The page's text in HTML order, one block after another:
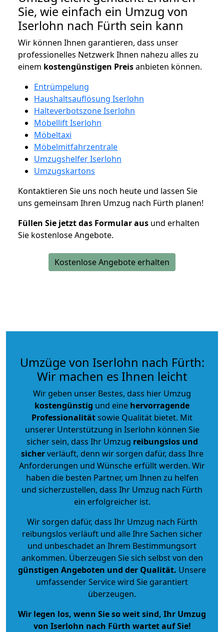
Sie, wie einfach ein Umzug von
Iserlohn nach Fürth sein kann
Wir können Ihnen garantieren, dass unser
professionelles Netzwerk Ihnen nahezu alles zu
einem kostengünstigen Preisanbieten können.
Entrümpelung
Haushaltsauflösung Iserlohn
Halteverbotszone Iserlohn
Möbellift Iserlohn
Möbeltaxi
Möbelmitfahrzentrale
Umzugshelfer Iserlohn
Umzugskartons
Kontaktieren Sie uns noch heute und lassen Sie
uns gemeinsam Ihren Umzug nach Fürth planen!
Füllen Sie jetzt das Formular aus und erhalten
Sie kostenlose Angebote.
Kostenlose Angebote erhalten
Umzüge von Iserlohn nach Fürth:
Wir machen es Ihnen leicht
Wir geben unser Bestes, dass hier Umzug
kostengünstig und eine hervorragende
Professionalitätsowie Qualität bietet. Mit
unserer Unterstützung in Iserlohn können Sie
sicher sein, dass Ihr Umzug reibungslos und
sicherverläuft, denn wir sorgen dafür, dass Ihre
Anforderungen und Wünsche erfüllt werden. Wir
haben die besten Partner, um Ihnen zu helfen
und sicherzustellen, dass Ihr Umzug nach Fürth
ein erfolgreicher ist.
Wir sorgen dafür, dass Ihr Umzug nach Fürth
reibungslos verläuft und alle Ihre Sachen sicher
und unbeschadet an Ihrem Bestimmungsort
ankommen. Überzeugen Sie sich selbst von den
günstigen Angeboten und der Qualität. Unsere
umfassender Service wird Sie garantiert
überzeugen.
Wir legen los, wenn Sie so weit sind, Ihr Umzug
von Iserlohn nach Fürth wartet auf Sie!